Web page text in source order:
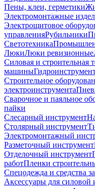
Пены, клеи, герметики
Электромонтажные
Электрощитовое
управленияРубильники
Светотехника
ЛюкиЛюки ревизионные
Силовая и строительная
машины
Строительное
электроинструмента
Сварочное и паяльное
пайки
Слесарный инструмент
Столярный инструмент
Электромонтажный
Разметочный инструмент
Отделочный инструмент
работПленки
Спецодежда и средства
Аксессуары для силовой